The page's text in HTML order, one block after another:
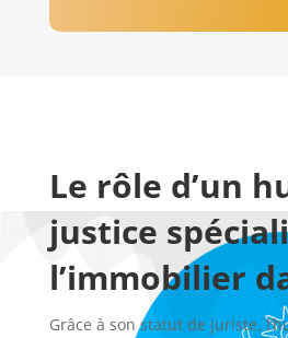
Le rôle d’un
justice
l’immobilier
Grâce à son statut de juriste,